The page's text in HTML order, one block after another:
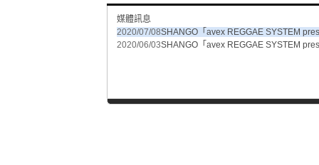
媒體訊息
2020/07/08SHANGO「avex REGGAE SYSTEM
2020/06/03SHANGO「avex REGGAE SYSTEM